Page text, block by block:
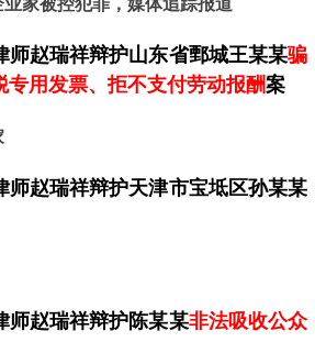
家被控犯罪，媒体追踪报道
师赵瑞祥辩护山东省鄄城王某某骗
专用发票、拒不支付劳动报酬案
师赵瑞祥辩护天津市宝坻区孙某某
师赵瑞祥辩护陈某某非法吸收公众